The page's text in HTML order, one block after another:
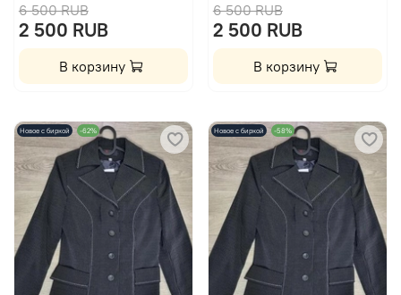
6 500 RUB
2 500 RUB
В корзину
6 500 RUB
2 500 RUB
В корзину
Новое с биркой -62% Новое с биркой -58%